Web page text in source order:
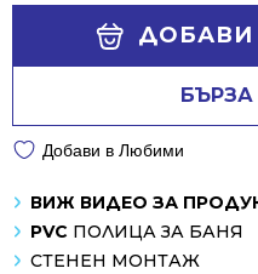
ДОБАВИ
Добави в Любими
ВИЖ ВИДЕО ЗА
PVC ПОЛИЦА ЗА БАНЯ
СТЕНЕН МОНТАЖ